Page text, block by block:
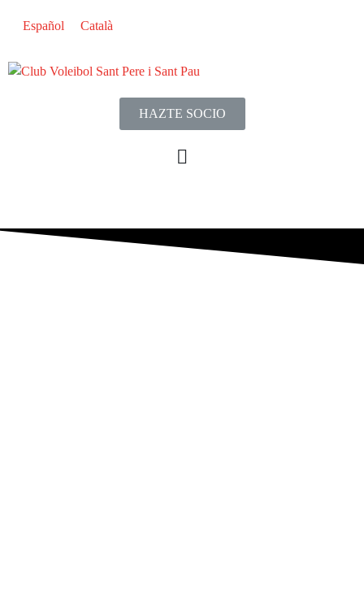
Español Català
HAZTE SOCIO